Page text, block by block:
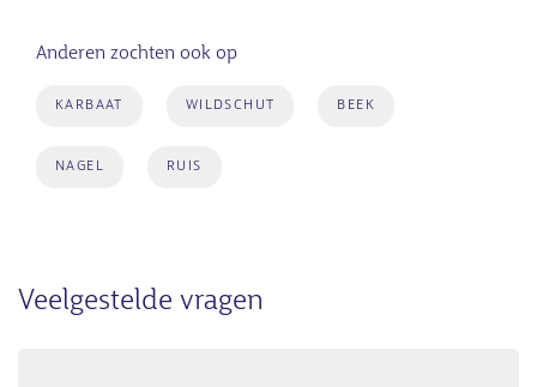
Anderen zochten ook op
KARBAAT WILDSCHUT BEEK
NAGEL RUIS
Veelgestelde vragen